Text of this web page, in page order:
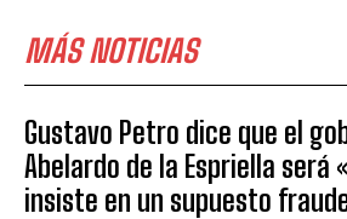
MÁS NOTICIAS
Gustavo Petro dice que el
Abelardo de la Espriella será
insiste en un supuesto